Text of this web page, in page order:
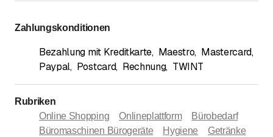
Zahlungskonditionen
Bezahlung mit Kreditkarte, Maestro, Mastercard,
Paypal, Postcard, Rechnung, TWINT
Rubriken
Online Shopping
Onlineplattform
Bürobedarf
Büromaschinen Bürogeräte
Hygiene
Getränke